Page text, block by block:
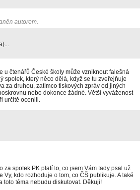
autorem.
u čtenářů České školy může vzniknout falešná
spolek, který něco dělá, když se tu zveřejňuje
za druhou, zatímco tiskových zpráv od jiných
nebo dokonce žádné. Větší vyváženost
určitě ocenili.
za spolek PK platí to, co jsem Vám tady psal už
Vy, kdo rozhoduje o tom, co ČŠ publikuje. A také
toto téma nebudu diskutovat. Děkuji!